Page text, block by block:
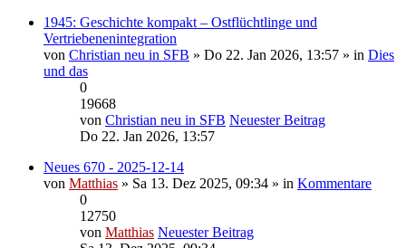
1945: Geschichte kompakt – Ostflüchtlinge und
Vertriebenenintegration
von Christian neu in SFB » Do 22. Jan 2026, 13:57 » in Dies
und das
0
19668
von Christian neu in SFB Neuester Beitrag
Do 22. Jan 2026, 13:57
Neues 670 - 2025-12-14
von Matthias » Sa 13. Dez 2025, 09:34 » in Kommentare
0
12750
von Matthias Neuester Beitrag